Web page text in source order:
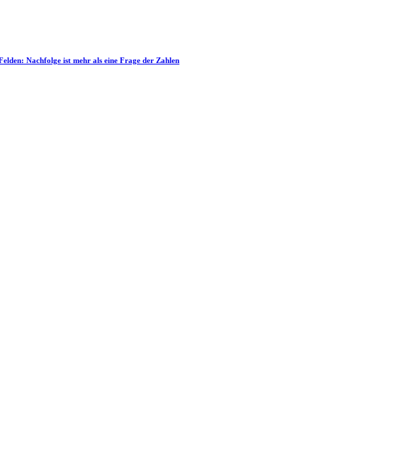
Nachfolge ist mehr als eine Frage der Zahlen